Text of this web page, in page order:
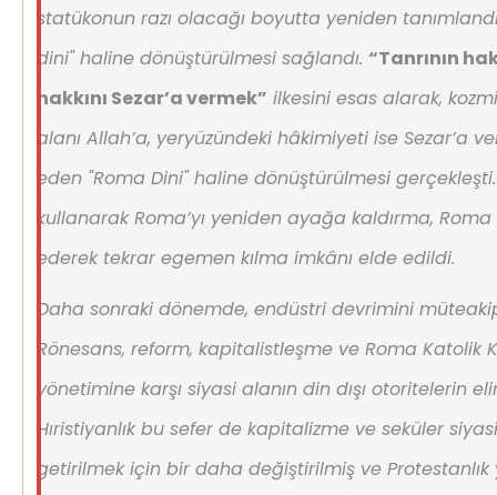
statükonun razı olacağı boyutta yeniden
dini" haline dönüştürülmesi sağlandı. “Tanrının
hakkını Sezar’a vermek” ilkesini esas alarak,
alanı Allah’a, yeryüzündeki hâkimiyeti ise Sezar’a
eden "Roma Dini" haline dönüştürülmesi
kullanarak Roma’yı yeniden ayağa kaldırma,
ederek tekrar egemen kılma imkânı elde edildi.
Daha sonraki dönemde, endüstri devrimini
Rönesans, reform, kapitalistleşme ve Roma Katolik
yönetimine karşı siyasi alanın din dışı otoritelerin
Hıristiyanlık bu sefer de kapitalizme ve seküler
getirilmek için bir daha değiştirilmiş ve